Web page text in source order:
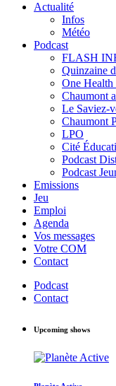
Actualité
Infos
Météo
Podcast
FLASH
Quinzaine
One Health
Chaumont
Le Saviez-
Chaumont
LPO
Cité
Podcast
Podcast
Emissions
Jeu
Emploi
Agenda
Vos messages
Votre COM
Contact
Podcast
Contact
Upcoming shows